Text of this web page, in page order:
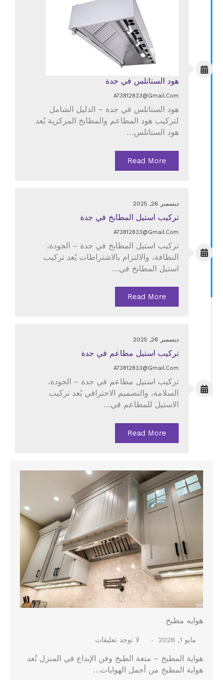
هود الستانلس في جدة
A73812833@gmail.com
هود الستانلس في جدة – الدليل الشامل
لتركيب هود المطاعم والمطابخ المركزية يُعد
هود الستانلس…
Read More
ديسمبر 26, 2025
تركيب استيل المطابخ في جدة
A73812833@gmail.com
تركيب استيل المطابخ في جدة – الجودة،
النظافة، والالتزام بالاشتراطات يُعد تركيب
استيل المطابخ في…
Read More
ديسمبر 26, 2025
تركيب استيل مطاعم في جدة
A73812833@gmail.com
تركيب استيل مطاعم في جدة – الجودة،
السلامة، والتصميم الاحترافي يُعد تركيب
الاستيل للمطاعم في…
Read More
هوايه مطبخ
مايو 1, 2026 لا توجد تعليقات
هواية المطبخ – متعة الطبخ وفن الإبداع في المنزل تُعد
هواية المطبخ من أجمل الهوايات…